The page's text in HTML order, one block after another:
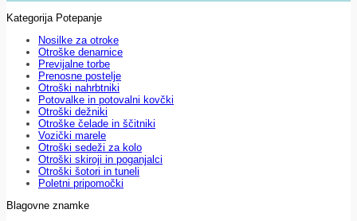
Kategorija Potepanje
Nosilke za otroke
Otroške denarnice
Previjalne torbe
Prenosne postelje
Otroški nahrbtniki
Potovalke in potovalni kovčki
Otroški dežniki
Otroške čelade in ščitniki
Vozički marele
Otroški sedeži za kolo
Otroški skiroji in poganjalci
Otroški šotori in tuneli
Poletni pripomočki
Blagovne znamke